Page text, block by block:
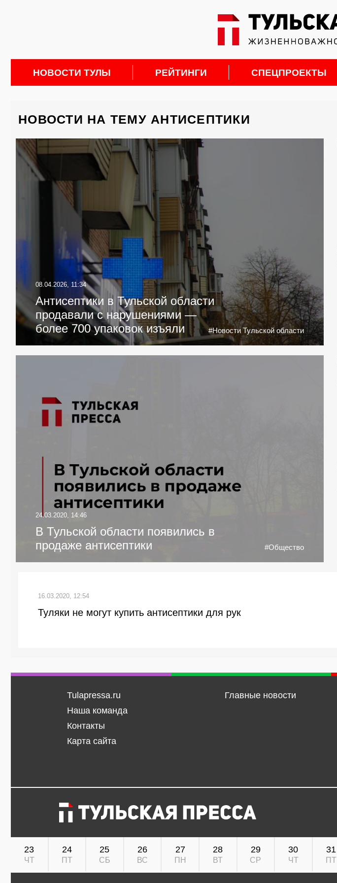
НОВОСТИ ТУЛЫ РЕЙТИНГИ СПЕЦПРОЕКТЫ
НОВОСТИ НА ТЕМУ АНТИСЕПТИКИ
08.04.2026, 11:34
Антисептики в Тульской области
продавали с нарушениями —
более 700 упаковок изъяли
#Новости Тульской области
24.03.2020, 14:46
В Тульской области появились в
продаже антисептики
#Общество
16.03.2020, 12:54
Туляки не могут купить антисептики для рук
Tulapressa.ru
Наша команда
Контакты
Карта сайта
Главные новости
23
ЧТ
24
ПТ
25
СБ
26
ВС
27
ПН
28
ВТ
29
СР
30
ЧТ
31
ПТ